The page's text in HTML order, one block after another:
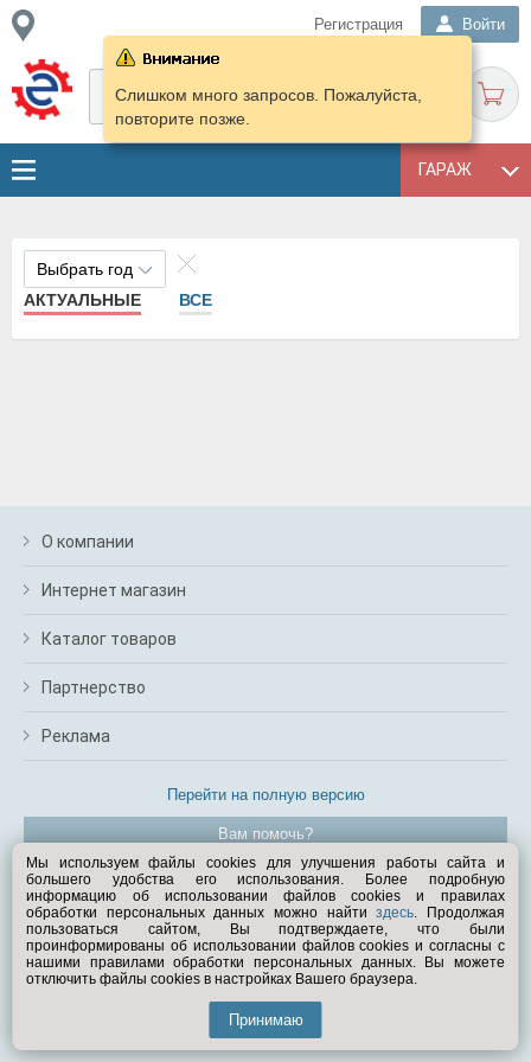
Регистрация Войти
ГАРАЖ
Слишком много запросов. Пожалуйста,
повторите позже.
Выбрать год
АКТУАЛЬНЫЕ
ВСЕ
О компании
Интернет магазин
Каталог товаров
Партнерство
Реклама
Перейти на полную версию
Вам помочь?
© Exist.ru 1998—2026
Мы используем файлы cookies для улучшения работы сайта и
большего удобства его использования. Более подробную
информацию об использовании файлов cookies и правилах
обработки персональных данных можно найтиздесь. Продолжая
пользоваться сайтом, Вы подтверждаете, что были
проинформированы об использовании файлов cookies и согласны с
нашими правилами обработки персональных данных. Вы можете
отключить файлы cookies в настройках Вашего браузера.
Принимаю